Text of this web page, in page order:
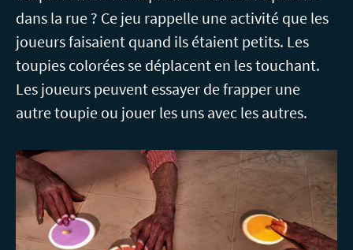
dans la rue ? Ce jeu rappelle une activité que les
joueurs faisaient quand ils étaient petits. Les
toupies colorées se déplacent en les touchant.
Les joueurs peuvent essayer de frapper une
autre toupie ou jouer les uns avec les autres.